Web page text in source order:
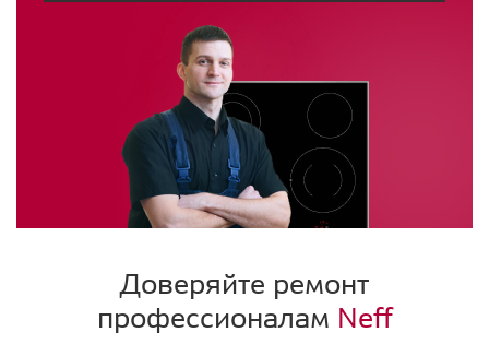
Доверяйте ремонт
профессионалам Neff